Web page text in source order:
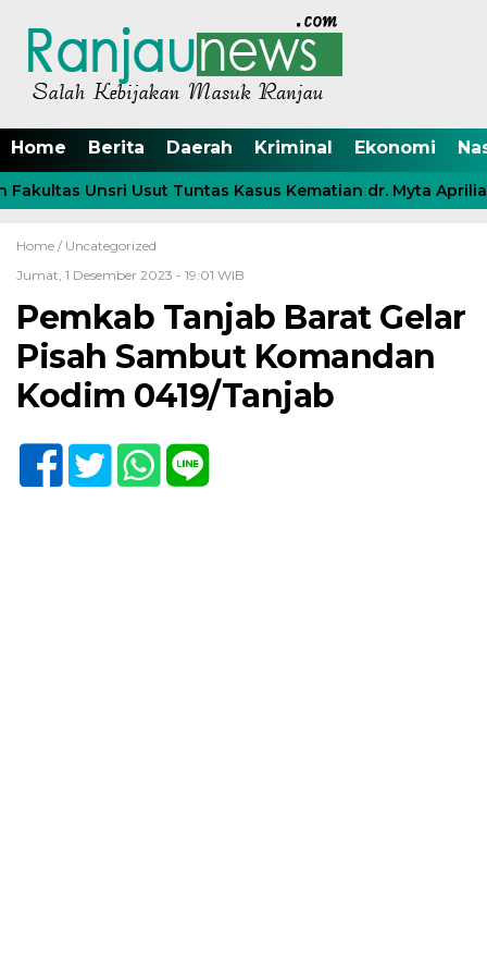
Home Berita Daerah Kriminal Ekonomi
Unsri Usut Tuntas Kasus Kematian dr. Myta Aprilia
Home / Uncategorized
Jumat, 1 Desember 2023 - 19:01 WIB
Pemkab Tanjab Barat Gelar
Pisah Sambut Komandan
Kodim 0419/Tanjab